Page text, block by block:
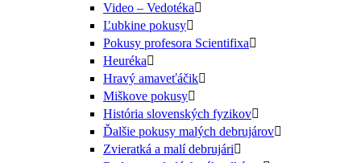
Video – Vedotéka
Ľubkine pokusy
Pokusy profesora Scientifixa
Heuréka
Hravý amaveťáčik
Miškove pokusy
História slovenských fyzikov
Ďalšie pokusy malých debrujárov
Zvieratká a malí debrujári